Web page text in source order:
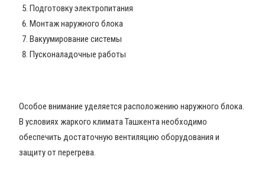
Подготовку электропитания
Монтаж наружного блока
Вакуумирование системы
Пусконаладочные работы
Особое внимание уделяется расположению наружного блока.
В условиях жаркого климата Ташкента необходимо
обеспечить достаточную вентиляцию оборудования и
защиту от перегрева.